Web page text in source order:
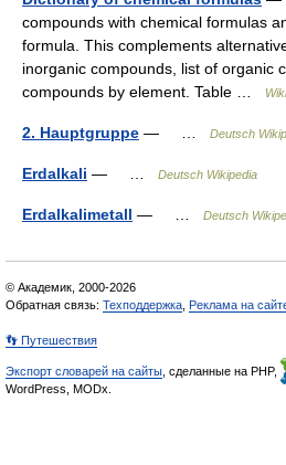
compounds with chemical formulas
formula. This complements
inorganic compounds, list of organic
compounds by element. Table …
2. Hauptgruppe — … Deutsch
Erdalkali — … Deutsch Wikipedia
Erdalkalimetall — … Deutsch
© Академик, 2000-2026
Обратная связь: Техподдержка Реклама на
👣 Путешествия
Экспорт словарей на сайты , сделанные на PHP,
WordPress, MODx.